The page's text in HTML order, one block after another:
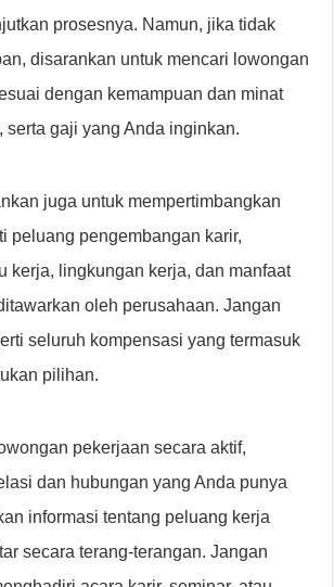
prosesnya. Namun, jika tidak
disarankan untuk mencari lowongan
dengan kemampuan dan minat
serta gaji yang Anda inginkan.
juga untuk mempertimbangkan
peluang pengembangan karir,
kerja, lingkungan kerja, dan manfaat
oleh perusahaan. Jangan
seluruh kompensasi yang termasuk
pilihan.
pekerjaan secara aktif,
dan hubungan yang Anda punya
informasi tentang peluang kerja
secara terang-terangan. Jangan